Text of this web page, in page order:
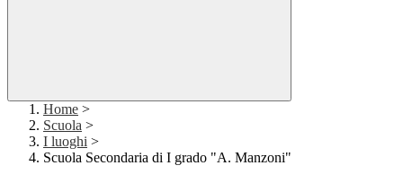
Home >
Scuola >
I luoghi >
Scuola Secondaria di I grado "A. Manzoni"